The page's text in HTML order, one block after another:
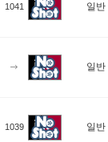
1041 일반
일반
1039 일반